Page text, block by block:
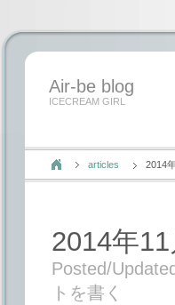
Air-be blog
ICECREAM GIRL
articles 2014
2014年
Posted/
トを書く